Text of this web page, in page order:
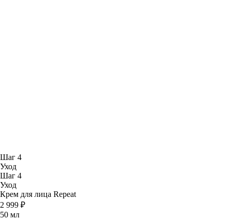
Шаг 4
Уход
Шаг 4
Уход
Крем для лица Repeat
2 999 ₽
50 мл